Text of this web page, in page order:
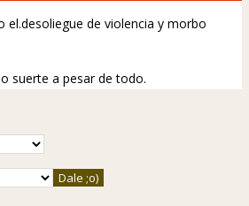
el.desoliegue de violencia y morbo
suerte a pesar de todo.